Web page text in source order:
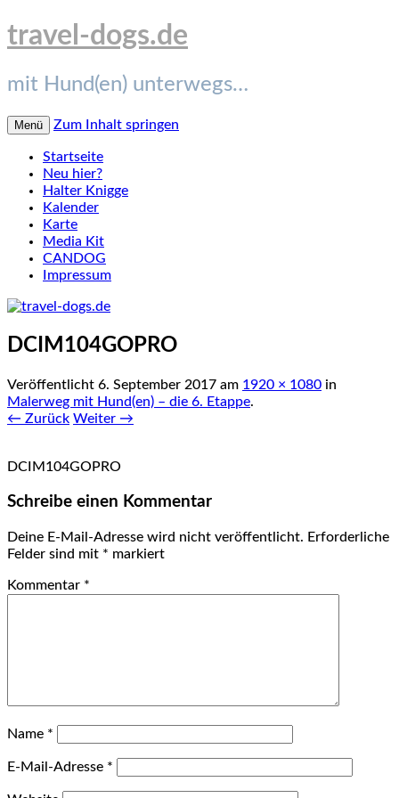
travel-dogs.de
mit Hund(en) unterwegs…
Menü Zum Inhalt springen
Startseite
Neu hier?
Halter Knigge
Kalender
Karte
Media Kit
CANDOG
Impressum
DCIM104GOPRO
Veröffentlicht 6. September 2017 am 1920 × 1080 in
Malerweg mit Hund(en) – die 6. Etappe.
← Zurück Weiter →
DCIM104GOPRO
Schreibe einen Kommentar
Deine E-Mail-Adresse wird nicht veröffentlicht. Erforderliche
Felder sind mit * markiert
Kommentar *
Name *
E-Mail-Adresse *